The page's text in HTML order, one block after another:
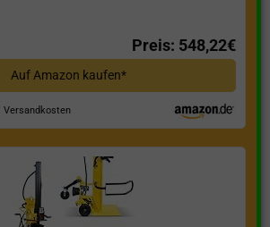
Preis: 548,22€
Auf Amazon kaufen*
Versandkosten